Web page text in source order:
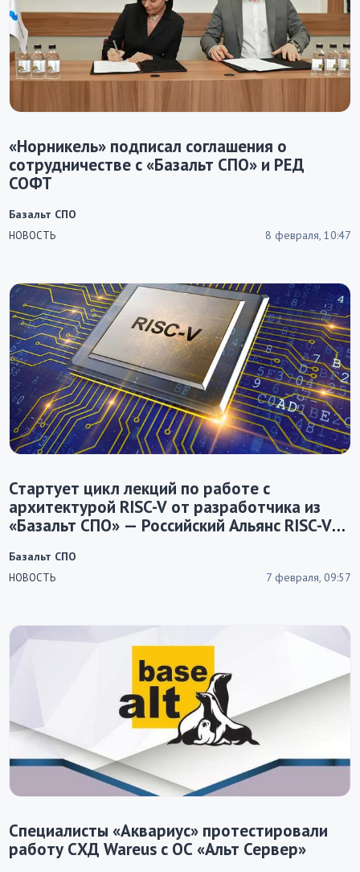
«Норникель» подписал соглашения о
сотрудничестве с «Базальт СПО» и РЕД
СОФТ
НОВОСТЬ 8 февраля, 10:47
Базальт СПО
Стартует цикл лекций по работе с
архитектурой RISC-V от разработчика из
«Базальт СПО» — Российский Альянс RISC-V
НОВОСТЬ 7 февраля, 09:57
Базальт СПО
Специалисты «Аквариус» протестировали
работу СХД Wareus с ОС «Альт Сервер»